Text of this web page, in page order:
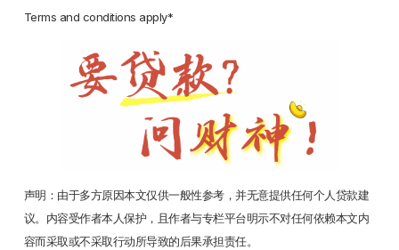
Terms and conditions apply*
声明：由于多方原因本文仅供一般性参考，并无意提供任何个人贷款建
议。内容受作者本人保护，且作者与专栏平台明示不对任何依赖本文内
容而采取或不采取行动所导致的后果承担责任。